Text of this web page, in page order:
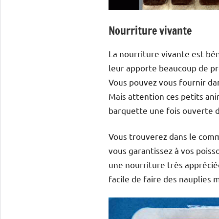
Nourriture vivante
La nourriture vivante est
leur apporte beaucoup de
Vous pouvez vous fournir
Mais attention ces petits
barquette une fois ouverte
Vous trouverez dans le
vous garantissez à vos
une nourriture très
facile de faire des nauplies